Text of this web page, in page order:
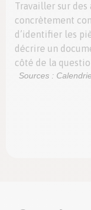
Travailler sur
concrètement
d’identifier les
décrire un
côté de la
Sources :